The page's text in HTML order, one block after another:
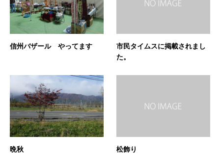
信州バザール やってます
市民タイムスに掲載されまし
た。
晩秋 松飾り